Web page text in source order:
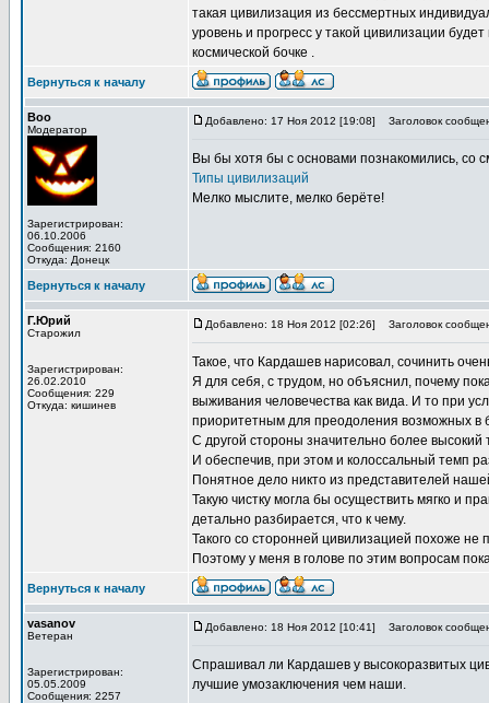
такая цивилизация из бессмертных
уровень и прогресс у такой цивилизации
космической бочке .
Вернуться к началу
Boo
Модератор
Зарегистрирован:
06.10.2006
Сообщения: 2160
Откуда: Донецк
Добавлено: 17 Ноя 2012 [19:08] Заголовок
Вы бы хотя бы с основами познакомились, со
Типы цивилизаций
Мелко мыслите, мелко берёте!
Вернуться к началу
Г.Юрий
Старожил
Зарегистрирован:
26.02.2010
Сообщения: 229
Откуда: кишинев
Добавлено: 18 Ноя 2012 [02:26] Заголовок
Такое, что Кардашев нарисовал, сочинить
Я для себя, с трудом, но объяснил, почему
выживания человечества как вида. И то при
приоритетным для преодоления возможных в
С другой стороны значительно более
И обеспечив, при этом и колоссальный темп
Понятное дело никто из представителей
Такую чистку могла бы осуществить мягко и
детально разбирается, что к чему.
Такого со сторонней цивилизацией похоже не
Поэтому у меня в голове по этим вопросам
Вернуться к началу
vasanov
Ветеран
Зарегистрирован:
05.05.2009
Сообщения: 2257
Добавлено: 18 Ноя 2012 [10:41] Заголовок
Спрашивал ли Кардашев у высокоразвитых
лучшие умозаключения чем наши.